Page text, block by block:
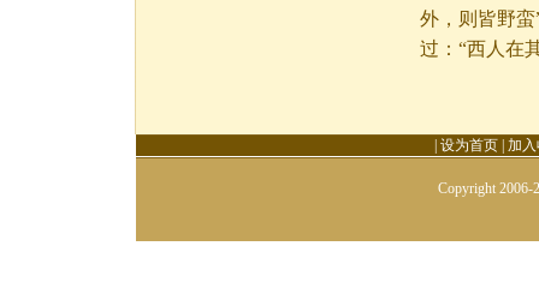
外，则皆野
过：“西人在
设为首页 加
Copyright